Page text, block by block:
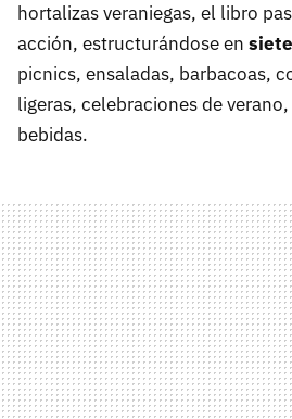
hortalizas veraniegas, el libro
acción, estructurándose en
picnics, ensaladas, barbacoas,
ligeras, celebraciones de
bebidas.